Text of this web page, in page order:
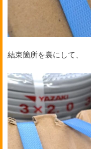
結束箇所を裏にして、